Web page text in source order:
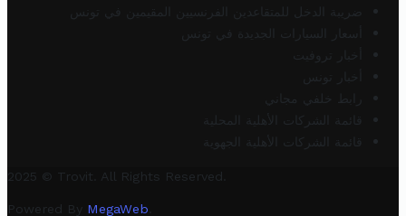
ضريبة الدخل للمتقاعدين الفرنسيين المقيمين في تونس
أسعار السيارات الجديدة في تونس
أخبار تروفيت
أخبار تونس
رابط خلفي مجاني
قائمة الشركات الأهلية المحلية
قائمة الشركات الأهلية الجهوية
2025 © Trovit. All Rights Reserved.
Powered By MegaWeb